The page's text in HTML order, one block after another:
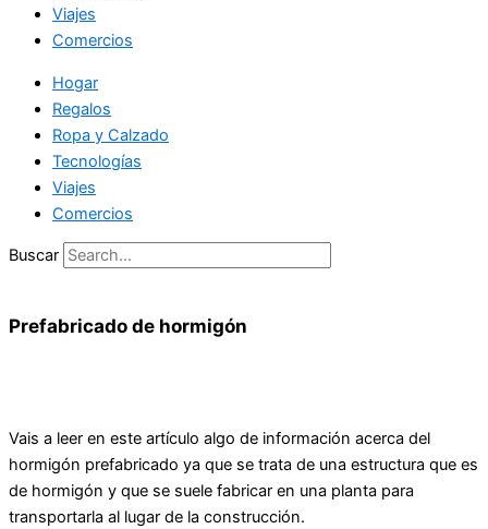
Viajes
Comercios
Hogar
Regalos
Ropa y Calzado
Tecnologías
Viajes
Comercios
Buscar
Prefabricado de hormigón
Vais a leer en este artículo algo de información acerca del
hormigón prefabricado ya que se trata de una estructura que es
de hormigón y que se suele fabricar en una planta para
transportarla al lugar de la construcción.